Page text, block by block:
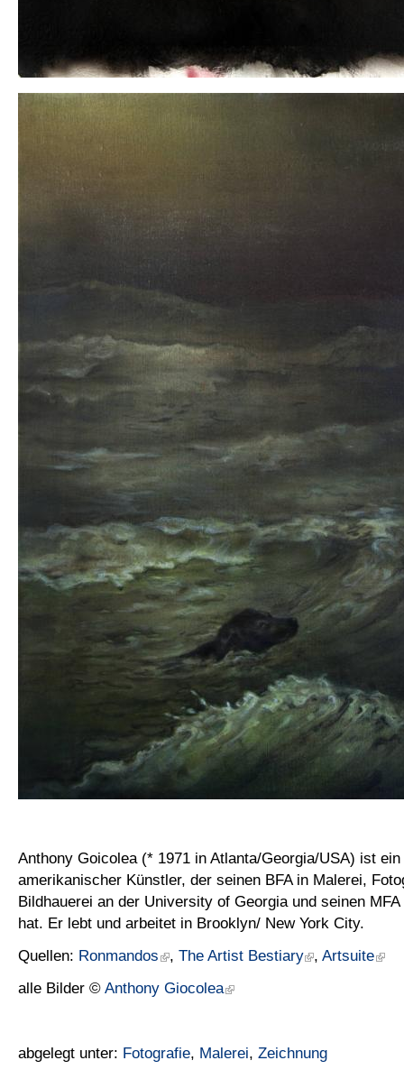
Anthony Goicolea (* 1971 in Atlanta/Georgia/USA) ist
amerikanischer Künstler, der seinen BFA in Malerei,
Bildhauerei an der University of Georgia und seinen
hat. Er lebt und arbeitet in Brooklyn/ New York City.
Quellen: Ronmandos , The Artist Bestiary , Artsuite
alle Bilder © Anthony Giocolea
abgelegt unter: Fotografie, Malerei, Zeichnung